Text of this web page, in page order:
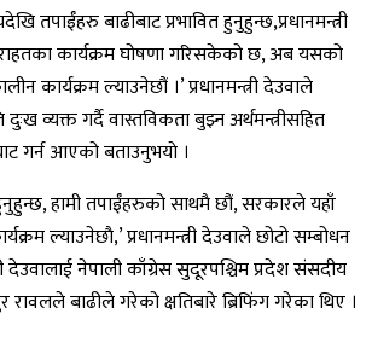
तपाईँहरु बाढीबाट प्रभावित हुनुहुन्छ,प्रधानमन्त्री
कार्यक्रम घोषणा गरिसकेको छ, अब यसको
कार्यक्रम ल्याउनेछौं ।’ प्रधानमन्त्री देउवाले
दुःख व्यक्त गर्दै वास्तविकता बुझ्न अर्थमन्त्रीसहित
गर्न आएको बताउनुभयाे ।
हामी तपाईँहरुको साथमै छौं, सरकारले यहाँ
ल्याउनेछाै,’ प्रधानमन्त्री देउवाले छोटो सम्बोधन
देउवालाई नेपाली काँग्रेस सुदूरपश्चिम प्रदेश संसदीय
बाढीले गरेको क्षतिबारे ब्रिफिंग गरेका थिए ।